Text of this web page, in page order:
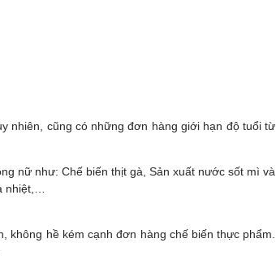
nhiên, cũng có những đơn hàng giới hạn độ tuổi từ
nữ như: Chế biến thịt gà, Sản xuất nước sốt mì và
nhiệt,…
hề kém cạnh đơn hàng chế biến thực phẩm.